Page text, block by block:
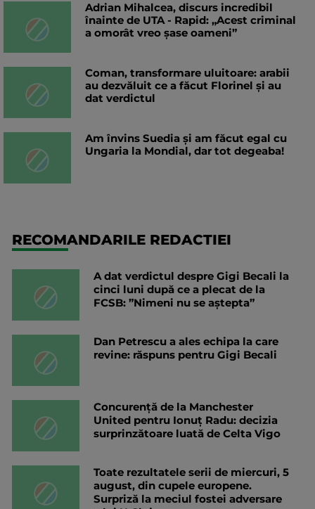
Adrian Mihalcea, discurs incredibil
înainte de UTA - Rapid: „Acest criminal
a omorât vreo șase oameni”
Coman, transformare uluitoare: arabii
au dezvăluit ce a făcut Florinel și au
dat verdictul
Am învins Suedia și am făcut egal cu
Ungaria la Mondial, dar tot degeaba!
RECOMANDARILE REDACTIEI
A dat verdictul despre Gigi Becali la
cinci luni după ce a plecat de la
FCSB: ”Nimeni nu se aștepta”
Dan Petrescu a ales echipa la care
revine: răspuns pentru Gigi Becali
Concurență de la Manchester
United pentru Ionuț Radu: decizia
surprinzătoare luată de Celta Vigo
Toate rezultatele serii de miercuri, 5
august, din cupele europene.
Surpriză la meciul fostei adversare